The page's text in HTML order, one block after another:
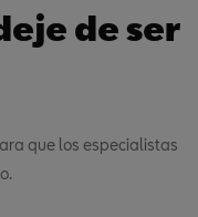
de ser
que los especialistas